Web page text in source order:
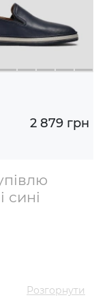
2 879 грн
сині
Розгорнути